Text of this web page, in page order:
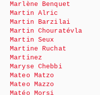
Marlène Benquet
Martin Alric
Martin Barzilai
Martin Chouratévla
Martin Seux
Martine Ruchat
Martinez
Maryse Chebbi
Mateo Matzo
Mateo Mazzo
Matéo Morsi